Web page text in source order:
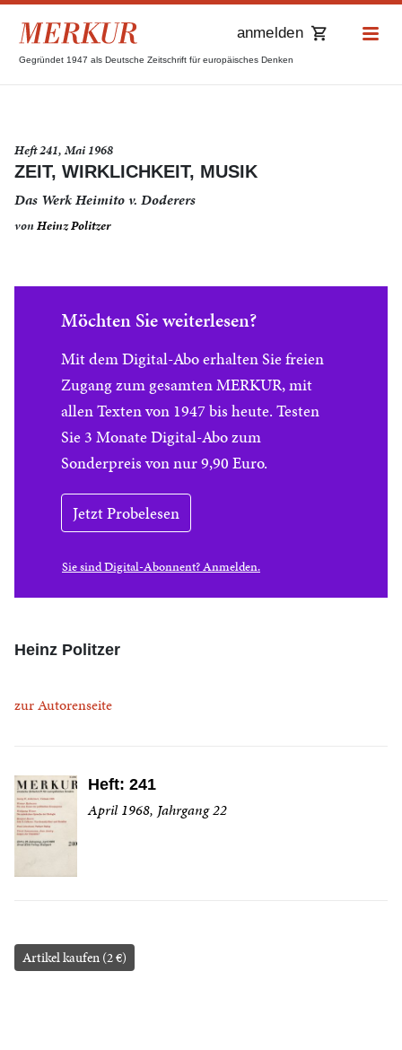
Gegründet 1947 als Deutsche Zeitschrift für europäisches Denken
anmelden
Heft 241, Mai 1968
ZEIT, WIRKLICHKEIT, MUSIK
Das Werk Heimito v. Doderers
vonHeinz Politzer
Möchten Sie weiterlesen?
Mit dem Digital-Abo erhalten Sie freien
Zugang zum gesamten MERKUR, mit
allen Texten von 1947 bis heute. Testen
Sie 3 Monate Digital-Abo zum
Sonderpreis von nur 9,90 Euro.
Jetzt Probelesen
Sie sind Digital-Abonnent? Anmelden.
Heinz Politzer
zur Autorenseite
Heft: 241
April 1968, Jahrgang 22
Artikel kaufen (2 €)